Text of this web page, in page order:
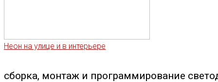
Неон на улице и в интерьере
сборка, монтаж и программирование